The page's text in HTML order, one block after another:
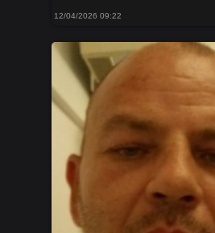
12/04/2026 09:22